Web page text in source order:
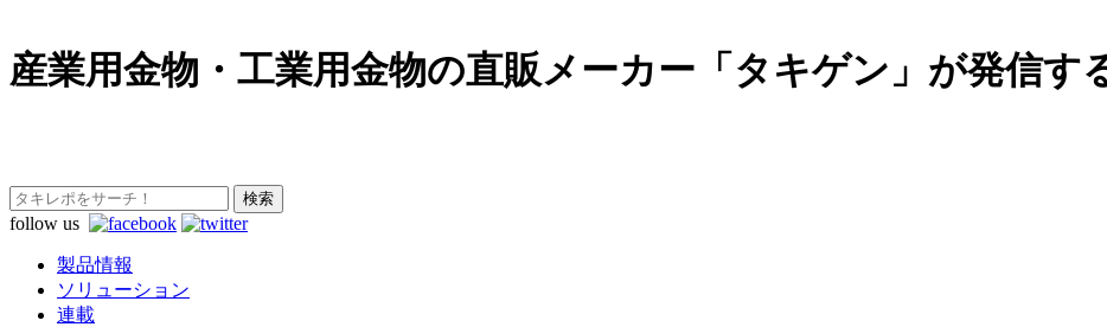
産業用金物・工業用金物の直販メーカー「タキゲン」が発信す
follow us
製品情報
ソリューション
連載